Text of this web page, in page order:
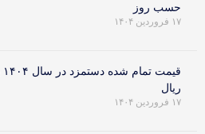
حسب روز
۱۷ فروردین ۱۴۰۴
ریال
۱۷ فروردین ۱۴۰۴